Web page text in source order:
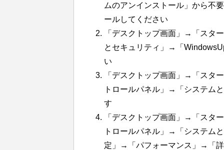
ムのアンインストール」から不
ールしてください
「デスクトップ画面」→「スタ
とセキュリティ」→「
い
「デスクトップ画面」→「スタ
トロールパネル」→「システム
す
「デスクトップ画面」→「スタ
トロールパネル」→「システム
定」→「パフォーマンス」→「